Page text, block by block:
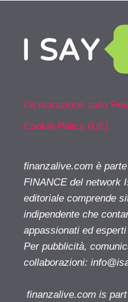
Dichiarazione sulla
Cookie Policy (UE)
finanzalive.com è
FINANCE del network
editoriale comprende
indipendente che
appassionati ed
Per pubblicità,
collaborazioni:
finanzalive.com is